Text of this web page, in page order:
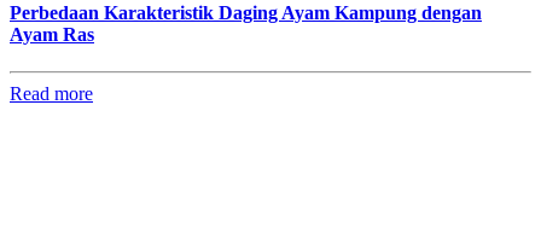
Perbedaan Karakteristik Daging Ayam Kampung dengan
Ayam Ras
Read more